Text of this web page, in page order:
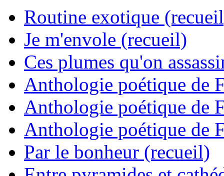
Routine exotique
Je m'envole (recueil)
Ces plumes qu'on
Anthologie poétique de
Anthologie poétique de
Anthologie poétique de
Par le bonheur (recueil)